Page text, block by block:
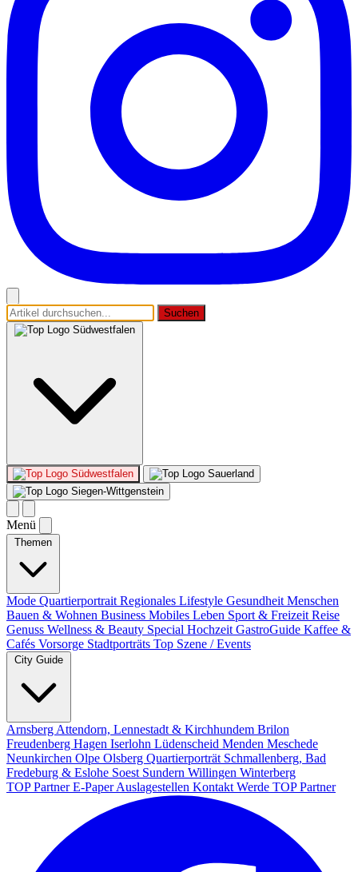
Suchen
Südwestfalen
Südwestfalen
Sauerland
Siegen-Wittgenstein
Menü
Themen
Mode Quartierportrait Regionales Lifestyle Gesundheit Menschen
Bauen & Wohnen Business Mobiles Leben Sport & Freizeit Reise
Genuss Wellness & Beauty Special Hochzeit GastroGuide Kaffee &
Cafés Vorsorge Stadtporträts Top Szene / Events
City Guide
Arnsberg Attendorn, Lennestadt & Kirchhundem Brilon
Freudenberg Hagen Iserlohn Lüdenscheid Menden Meschede
Neunkirchen Olpe Olsberg Quartierporträt Schmallenberg, Bad
Fredeburg & Eslohe Soest Sundern Willingen Winterberg
TOP PartnerE-PaperAuslagestellen Kontakt Werde TOP Partner